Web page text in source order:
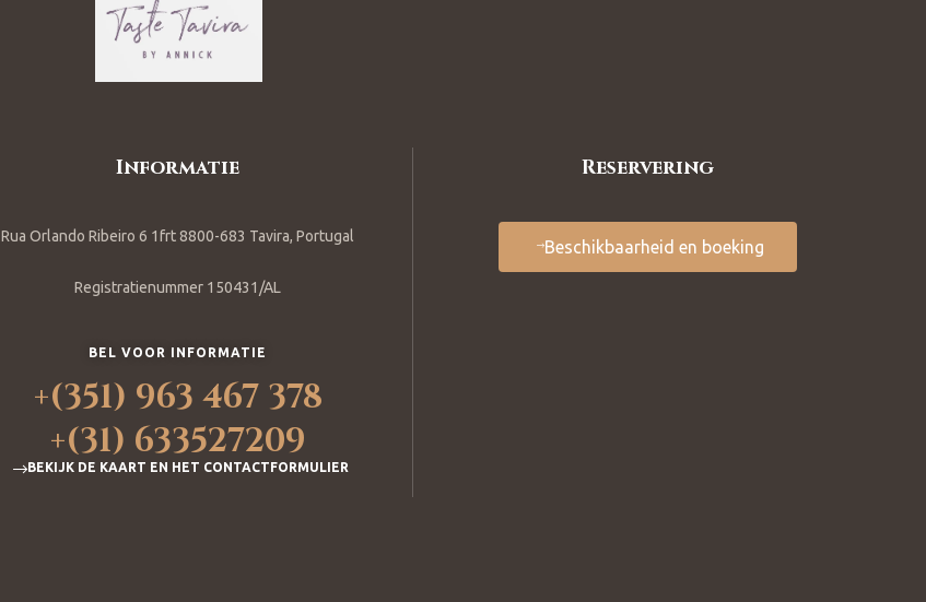
Informatie
Rua Orlando Ribeiro 6 1frt 8800-683 Tavira, Portugal
Registratienummer 150431/AL
BEL VOOR INFORMATIE
+(351) 963 467 378
+(31) 633527209
BEKIJK DE KAART EN HET CONTACTFORMULIER
Reservering
Beschikbaarheid en boeking